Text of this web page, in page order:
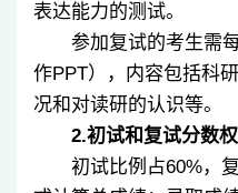
表达能力的测试。
参加复试的考生需
作PPT），内容包括科
况和对读研的认识等。
2.初试和复试分数
初试比例占60%，